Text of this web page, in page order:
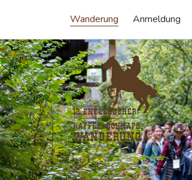
Wanderung Anmeldung